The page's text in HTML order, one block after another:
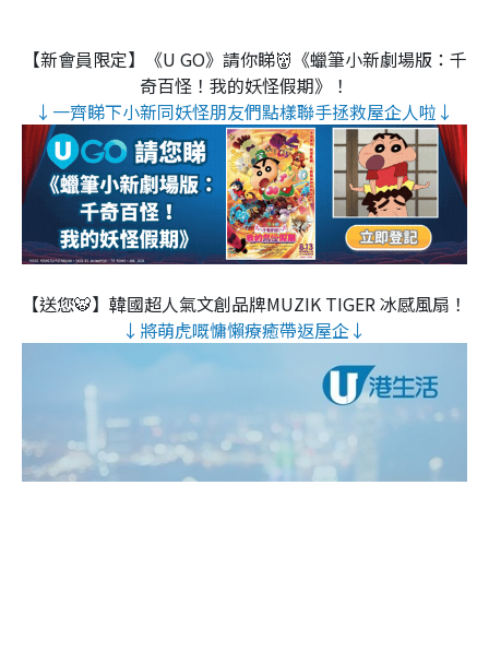
【新會員限定】《U GO》請你睇👹《蠟筆小新劇場版：千
奇百怪！我的妖怪假期》！
↓一齊睇下小新同妖怪朋友們點樣聯手拯救屋企人啦↓
【送您🐯】韓國超人氣文創品牌MUZIK TIGER 冰感風扇！
↓將萌虎嘅慵懶療癒帶返屋企↓